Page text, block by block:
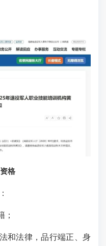
格
法律，品行端正、身